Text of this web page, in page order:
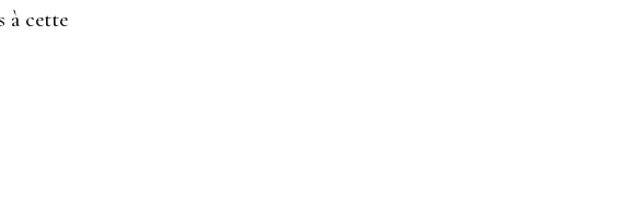
à cette